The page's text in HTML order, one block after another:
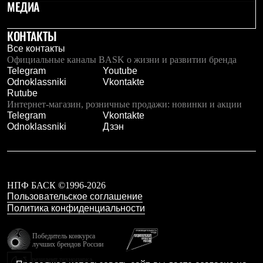
Рубашки
Толстовки
Брюки
Термобелье
Теплое термобелье
Среднее термобелье
Легкое термобелье
Флисовая одежда
Куртки
Брюки
Детская одежда
Комбинезоны
Утепленная синтетикой
Комбинезоны
Куртки
Лёгкая одежда
Футболки
МЕДИА
КОНТАКТЫ
Все контакты
Официальные каналы BASK о жизни и развитии бренда
Telegram
Youtube
Odnoklassniki
Vkontakte
Rutube
Интернет-магазин, розничные продажи: новинки и акции
Telegram
Vkontakte
Odnoklassniki
Дзэн
НПФ БАСК ©1996-2026
Пользовательское соглашение
Политика конфиденциальности
Победитель конкурса
лучших брендов России